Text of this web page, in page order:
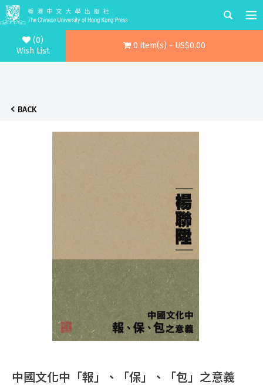
(0)
Wish List
0 item(s) - US$0.00
BACK
中國文化中「報」、「保」、「包」之意義